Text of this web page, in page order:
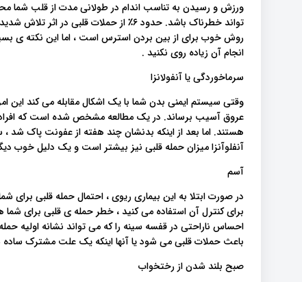
ورزش و رسیدن به تناسب اندام در طولانی مدت از قلب شما
تواند خطرناک باشد. حدود ۶٪ از حملات
روش خوب برای از بین بردن استرس است ، اما این نکته ی
انجام آن زیاده روی نکنید .
سرماخوردگی یا آنفولانزا
وقتی سیستم ایمنی بدن شما با یک اشکال مقابله می کند این
عروق آسیب برساند. در یک مطالعه مشخص شده است که افراد
هستند. اما بعد از اینکه بدنشان چند هفته از عفونت پاک
آنفلوآنزا میزان حمله قلبی نیز بیشتر است و یک دلیل خوب
آسم
برای کنترل آن استفاده می کنید ، خطر حمله ی قلبی برای
احساس ناراحتی در قفسه سینه را که می تواند نشانه اولیه
باعث حملات قلبی می شود یا آنها اینکه یک علت مشترک ساده
صبح بلند شدن از رختخواب